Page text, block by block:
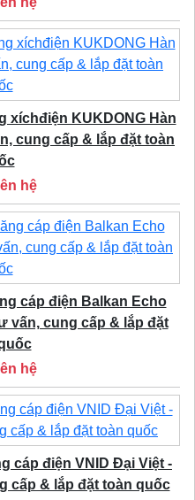
xíchđiện KUKDONG Hàn
cung cấp & lắp đặt toàn
hệ
cáp điện Balkan Echo
vấn, cung cấp & lắp đặt
hệ
cáp điện VNID Đại Việt -
cấp & lắp đặt toàn quốc